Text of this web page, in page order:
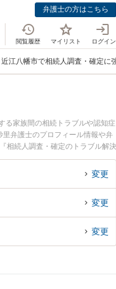
弁護士の方はこちら
閲覧履歴 マイリスト ログイン
近江八幡市で相続人調査・確定に
る家族間の相続トラブルや認知症
弁護士のプロフィール情報や弁
相続人調査・確定のトラブル解決
お困りの相談者さんにおすすめで
変更
変更
変更